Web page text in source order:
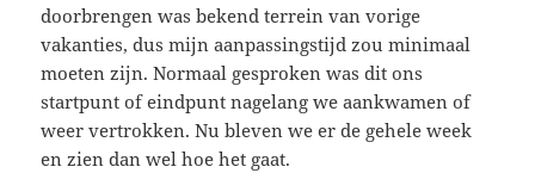
doorbrengen was bekend terrein van vorige
vakanties, dus mijn aanpassingstijd zou minimaal
moeten zijn. Normaal gesproken was dit ons
startpunt of eindpunt nagelang we aankwamen of
weer vertrokken. Nu bleven we er de gehele week
en zien dan wel hoe het gaat.